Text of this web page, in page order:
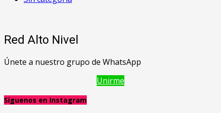
Red Alto Nivel
Únete a nuestro grupo de WhatsApp
Unirme
Síguenos en Instagram